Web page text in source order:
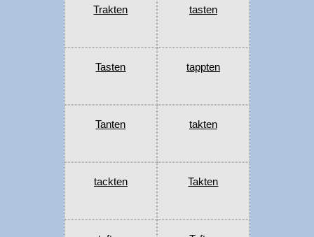
Trakten tasten
Tasten tappten
Tanten takten
tackten Takten